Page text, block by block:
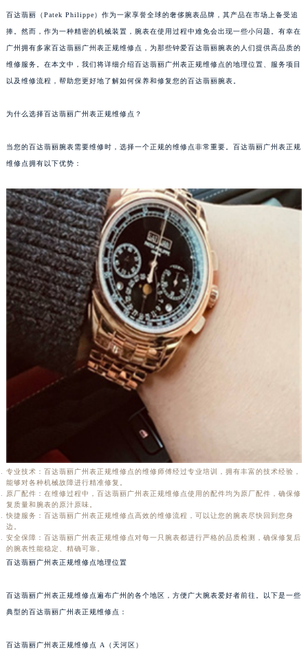
百达翡丽（Patek Philippe）作为一家享誉全球的奢侈腕表品牌，其产品在市场上备受追
捧。然而，作为一种精密的机械装置，腕表在使用过程中难免会出现一些小问题。有幸在
广州拥有多家百达翡丽广州表正规维修点，为那些钟爱百达翡丽腕表的人们提供高品质的
维修服务。在本文中，我们将详细介绍百达翡丽广州表正规维修点的地理位置、服务项目
以及维修流程，帮助您更好地了解如何保养和修复您的百达翡丽腕表。
为什么选择百达翡丽广州表正规维修点？
当您的百达翡丽腕表需要维修时，选择一个正规的维修点非常重要。百达翡丽广州表正规
维修点拥有以下优势：
专业技术：百达翡丽广州表正规维修点的维修师傅经过专业培训，拥有丰富的技术经验，
能够对各种机械故障进行精准修复。
原厂配件：在维修过程中，百达翡丽广州表正规维修点使用的配件均为原厂配件，确保修
复质量和腕表的原汁原味。
快捷服务：百达翡丽广州表正规维修点高效的维修流程，可以让您的腕表尽快回到您身
边。
安全保障：百达翡丽广州表正规维修点对每一只腕表都进行严格的品质检测，确保修复后
的腕表性能稳定、精确可靠。
百达翡丽广州表正规维修点地理位置
百达翡丽广州表正规维修点遍布广州的各个地区，方便广大腕表爱好者前往。以下是一些
典型的百达翡丽广州表正规维修点：
百达翡丽广州表正规维修点 A（天河区）